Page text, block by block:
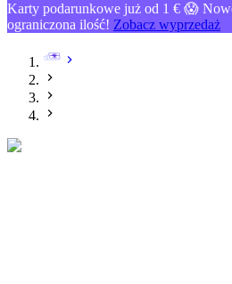
Karty podarunkowe już od 1 € 😱
ograniczona ilość! Zobacz wyprzedaż